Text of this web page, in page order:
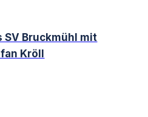
Bruckmühl mit
Kröll